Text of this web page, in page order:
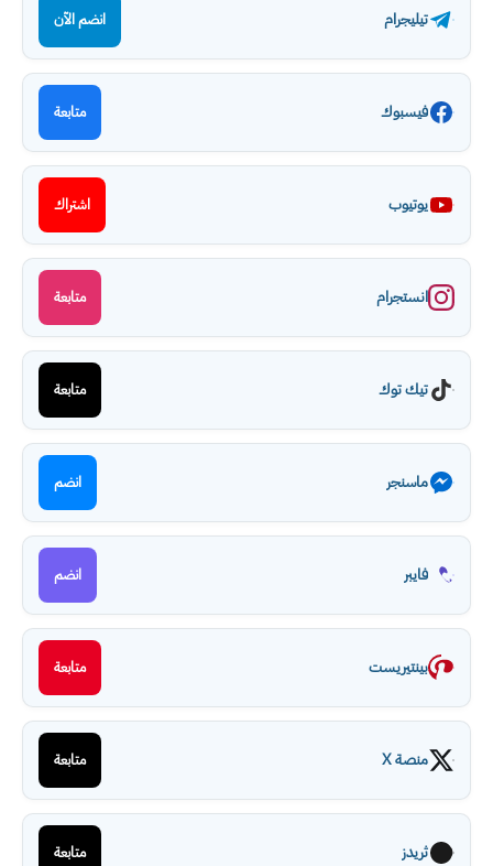
تيليجرام انضم الآن
فيسبوك متابعة
يوتيوب اشتراك
انستجرام متابعة
تيك توك متابعة
ماسنجر انضم
فايبر انضم
بينتيريست متابعة
منصة X متابعة
ثريدز متابعة